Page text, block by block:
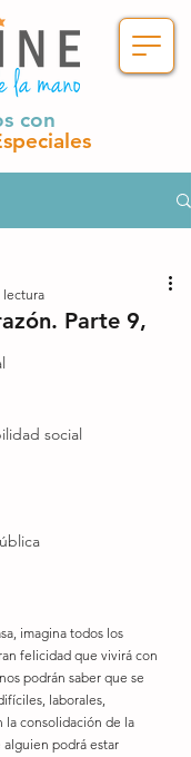
con
social
Parte 9,
lectura
imagina todos los
felicidad que vivirá con
podrán saber que se
laborales,
la consolidación de la
podrá estar